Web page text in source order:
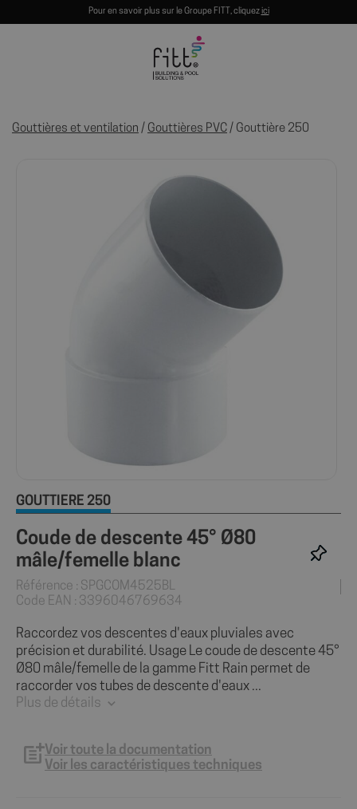
Pour en savoir plus sur le Groupe FITT, cliquezici
Gouttières et ventilation / Gouttières PVC / Gouttière 250
GOUTTIÈRE 250
Coude de descente 45° Ø80
mâle/femelle blanc
Référence : SPGCOM4525BL
Code EAN : 3396046769634
Raccordez vos descentes d'eaux pluviales avec
précision et durabilité. Usage Le coude de descente 45°
Ø80 mâle/femelle de la gamme Fitt Rain permet de
raccorder vos tubes de descente d'eaux ...
Plus de détails
Voir toute la documentation
Voir les caractéristiques techniques